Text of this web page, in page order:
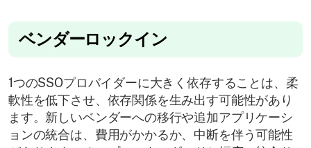
ベンダーロックイン
1つのSSOプロバイダーに大きく依存することは、柔
軟性を低下させ、依存関係を生み出す可能性があり
ます。新しいベンダーへの移行や追加アプリケーシ
ョンの統合は、費用がかかるか、中断を伴う可能性